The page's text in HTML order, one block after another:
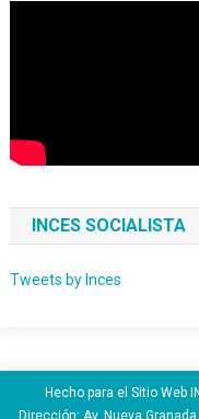
INCES SOCIALISTA
Tweets by Inces
Hecho para el Sitio Web
Dirección: Av. Nueva